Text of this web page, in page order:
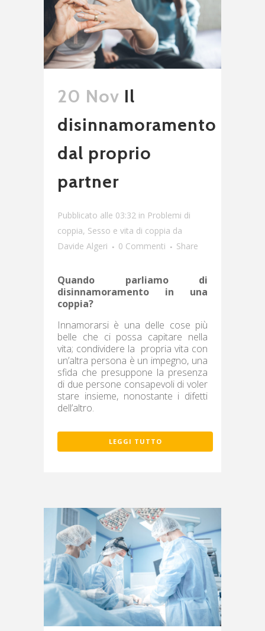
20 Nov Il
disinnamoramento
dal proprio
partner
Pubblicato alle 03:32 in Problemi di
coppia, Sesso e vita di coppia da
Davide Algeri
0 Commenti Share
Quando parliamo di
disinnamoramento in una
coppia?
Innamorarsi è una delle cose più
belle che ci possa capitare nella
vita; condividere la propria vita con
un’altra persona è un impegno, una
sfida che presuppone la presenza
di due persone consapevoli di voler
stare insieme, nonostante i difetti
dell’altro.
LEGGI TUTTO